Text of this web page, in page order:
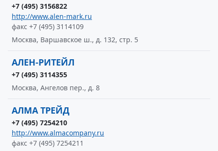
+7 (495) 3156822
http://www.alen-mark.ru
факс +7 (495) 3114109
Москва, Варшавское ш., д. 132, стр. 5
АЛЕН-РИТЕЙЛ
+7 (495) 3114355
Москва, Ангелов пер., д. 8
АЛМА ТРЕЙД
+7 (495) 7254210
http://www.almacompany.ru
факс +7 (495) 7254211